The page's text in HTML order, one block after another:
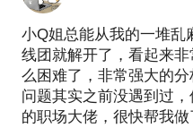
小Q姐总能从我的一堆乱
线团就解开了，看起来
么困难了，非常强大的
问题其实之前没遇到过
的职场大佬，很快帮我